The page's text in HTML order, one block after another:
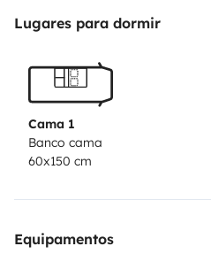
Lugares para dormir
Cama 1
Banco cama
60x150 cm
Equipamentos